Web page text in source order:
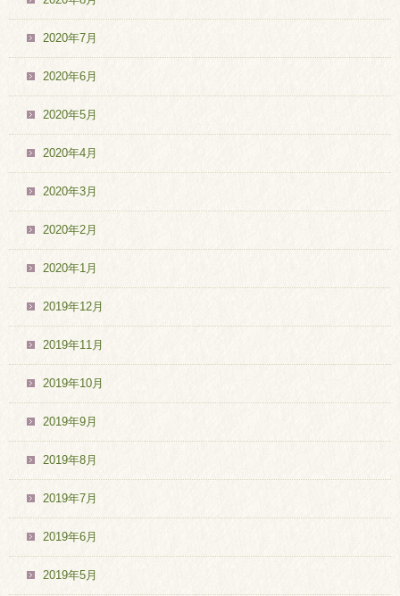
2020年7月
2020年6月
2020年5月
2020年4月
2020年3月
2020年2月
2020年1月
2019年12月
2019年11月
2019年10月
2019年9月
2019年8月
2019年7月
2019年6月
2019年5月